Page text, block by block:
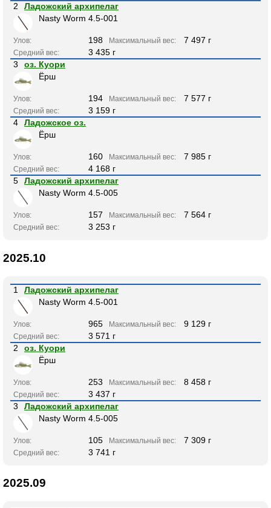
2
Ладожский архипелаг
Nasty Worm 4.5-001
Улов: 198 Максимальный вес: 7 497 г
Средний вес:
3 435 г
3
оз. Куори
Ёрш
Улов: 194 Максимальный вес: 7 577 г
Средний вес:
3 159 г
4
Ладожское оз.
Ёрш
Улов: 160 Максимальный вес: 7 985 г
Средний вес:
4 168 г
5
Ладожский архипелаг
Nasty Worm 4.5-005
Улов: 157 Максимальный вес: 7 564 г
Средний вес: 3 253 г
2025.10
1
Ладожский архипелаг
Nasty Worm 4.5-001
Улов: 965 Максимальный вес: 9 129 г
Средний вес:
3 571 г
2
оз. Куори
Ёрш
Улов: 253 Максимальный вес: 8 458 г
Средний вес:
3 437 г
3
Ладожский архипелаг
Nasty Worm 4.5-005
Улов: 105 Максимальный вес: 7 309 г
Средний вес: 3 741 г
2025.09